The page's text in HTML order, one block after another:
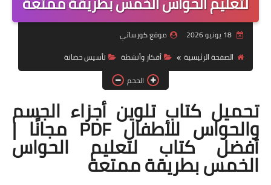
موضوعات
تكنولوجيا
قصص للأطفال
روايات
صحة
18 يونيو 2026
موقع كورساتي
الصفحة الرئيسية
أفكار وأنشطة
تأسيس حضانة
الحجم
تحميل كتاب تلوين أجزاء الجسم
والحواس للأطفال PDF مجانًا |
أفضل كتاب لتعليم الحواس
الخمس بطريقة ممتعة